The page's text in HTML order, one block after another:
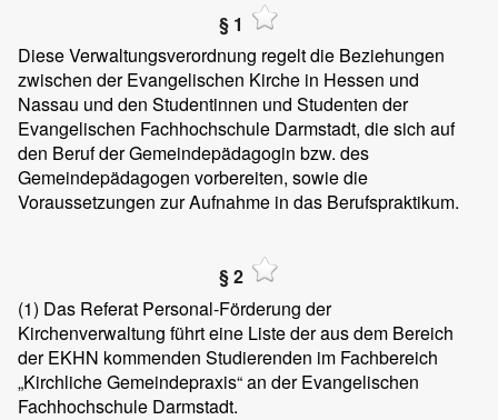
§ 1
Diese Verwaltungsverordnung regelt die Beziehungen
zwischen der Evangelischen Kirche in Hessen und
Nassau und den Studentinnen und Studenten der
Evangelischen Fachhochschule Darmstadt, die sich auf
den Beruf der Gemeindepädagogin bzw. des
Gemeindepädagogen vorbereiten, sowie die
Voraussetzungen zur Aufnahme in das Berufspraktikum.
§ 2
(1) Das Referat Personal-Förderung der
Kirchenverwaltung führt eine Liste der aus dem Bereich
der EKHN kommenden Studierenden im Fachbereich
„Kirchliche Gemeindepraxis“ an der Evangelischen
Fachhochschule Darmstadt.